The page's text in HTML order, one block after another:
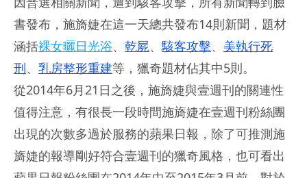
書發布，施旖婕在這一天總共發布14則新聞，題材
涵括裸女曬日光浴、 乾屍、駭客攻擊、 美執行死
刑、 乳房整形重建等，獵奇題材佔其中5則。
從2014年6月21日之後，施旖婕與壹週刊的關連性
值得注意，有很長一段時間施旖婕在壹週刊粉絲團
出現的次數多過於服務的蘋果日報，除了可推測施
旖婕的報導剛好符合壹週刊的獵奇風格，也可看出